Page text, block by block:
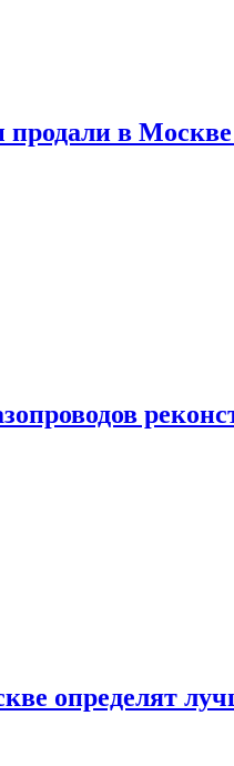
в Москве
определят